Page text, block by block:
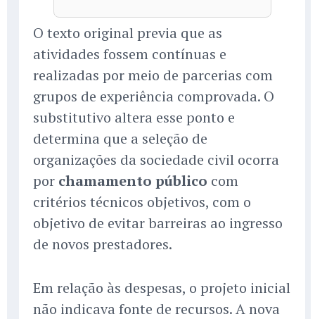
O texto original previa que as
atividades fossem contínuas e
realizadas por meio de parcerias com
grupos de experiência comprovada. O
substitutivo altera esse ponto e
determina que a seleção de
organizações da sociedade civil ocorra
por chamamento público com
critérios técnicos objetivos, com o
objetivo de evitar barreiras ao ingresso
de novos prestadores.
Em relação às despesas, o projeto inicial
não indicava fonte de recursos. A nova